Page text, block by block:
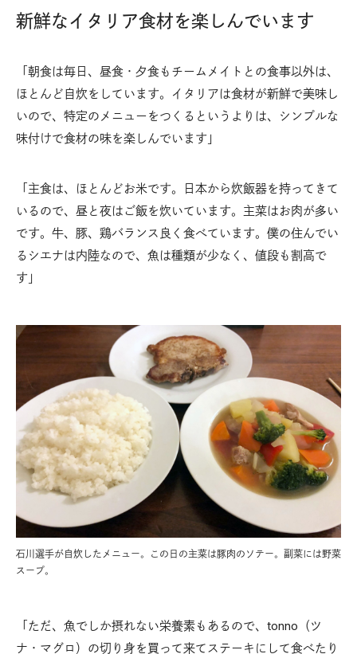
新鮮なイタリア食材を楽しんでいます
「朝食は毎日、昼食・夕食もチームメイトとの食事以外は、
ほとんど自炊をしています。イタリアは食材が新鮮で美味し
いので、特定のメニューをつくるというよりは、シンプルな
味付けで食材の味を楽しんでいます」
「主食は、ほとんどお米です。日本から炊飯器を持ってきて
いるので、昼と夜はご飯を炊いています。主菜はお肉が多い
です。牛、豚、鶏バランス良く食べています。僕の住んでい
るシエナは内陸なので、魚は種類が少なく、値段も割高で
す」
石川選手が自炊したメニュー。この日の主菜は豚肉のソテー。副菜には野菜
スープ。
「ただ、魚でしか摂れない栄養素もあるので、tonno（ツ
ナ・マグロ）の切り身を買って来てステーキにして食べたり